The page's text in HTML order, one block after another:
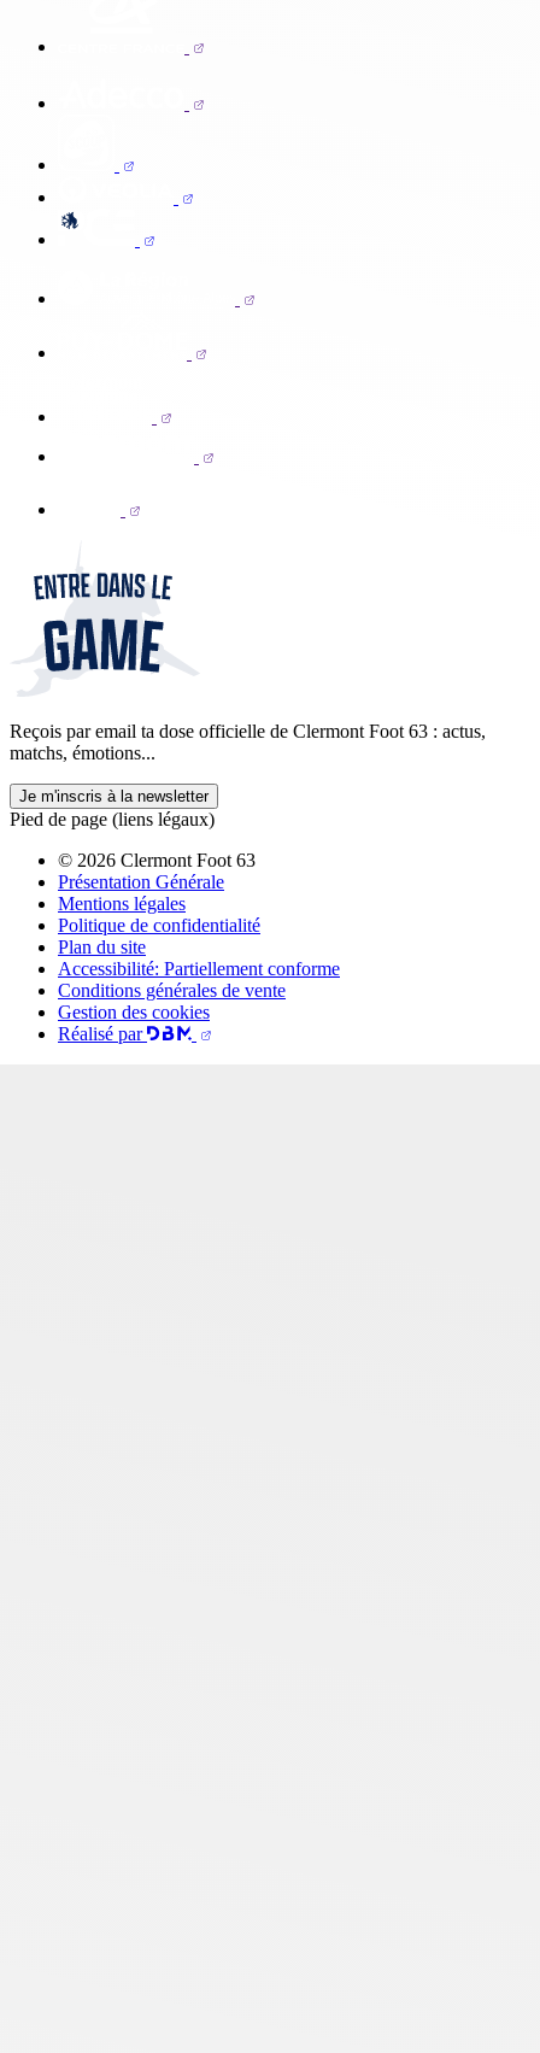
Reçois par email ta dose officielle de Clermont Foot 63 : actus,
matchs, émotions...
Je m'inscris à la newsletter
Pied de page (liens légaux)
© 2026 Clermont Foot 63
Présentation Générale
Mentions légales
Politique de confidentialité
Plan du site
Accessibilité: Partiellement conforme
Conditions générales de vente
Gestion des cookies
Réalisé par